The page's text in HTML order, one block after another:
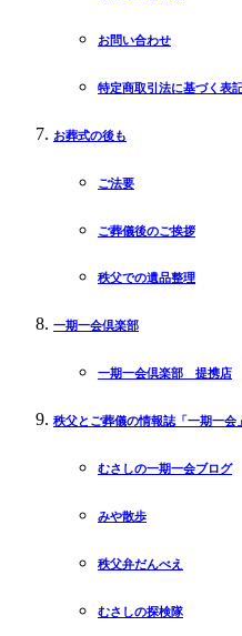
お問い合わせ
特定商取引法に基づく表
お葬式の後も
ご法要
ご葬儀後のご挨拶
秩父での遺品整理
一期一会倶楽部
一期一会倶楽部 提携店
秩父とご葬儀の情報誌「一期一会」
むさしの一期一会ブログ
みや散歩
秩父弁だんべえ
むさしの探検隊